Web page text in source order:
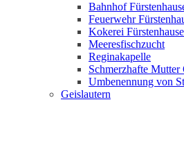
Bahnhof
Feuerwehr
Kokerei
Meeresfischzucht
Reginakapelle
Schmerzhafte Mutter
Umbenennung von
Geislautern